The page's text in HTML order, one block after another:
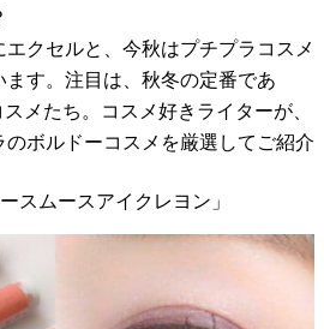
クセルと、今秋はプチプラコスメ
す。注目は、秋冬の定番であ
メたち。コスメ好きライターが、
のボルドーコスメを厳選してご紹介
スムースアイクレヨン」